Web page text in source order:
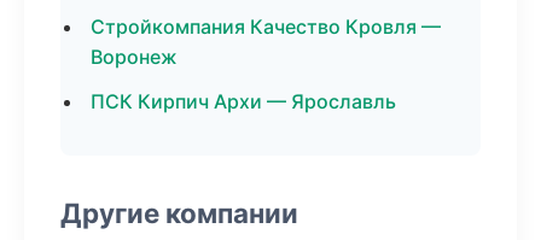
Стройкомпания Качество Кровля —
Воронеж
ПСК Кирпич Архи — Ярославль
Другие компании